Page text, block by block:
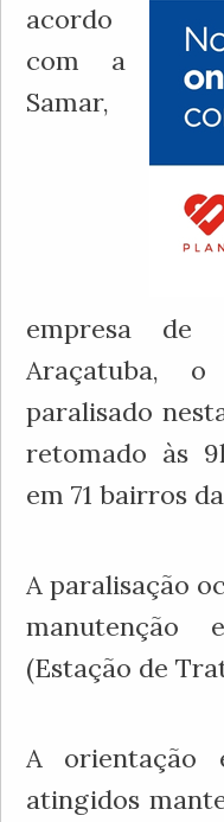
acordo
com a
Samar,
empresa
Araçatuba, o
paralisado
retomado às
em 71 bairros
A paralisação
manutenção
(Estação de
A orientação
atingidos